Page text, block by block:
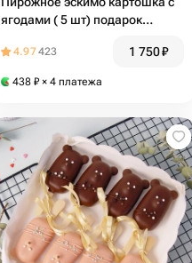
ягодами ( 5 шт) подарок
коллеге, сестре, дочке)
4.97423 1 750₽
438 ₽ × 4 платежа